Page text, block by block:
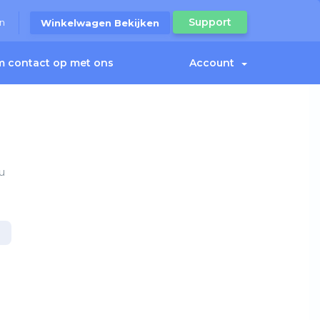
Winkelwagen Bekijken Support
contact op met ons Account